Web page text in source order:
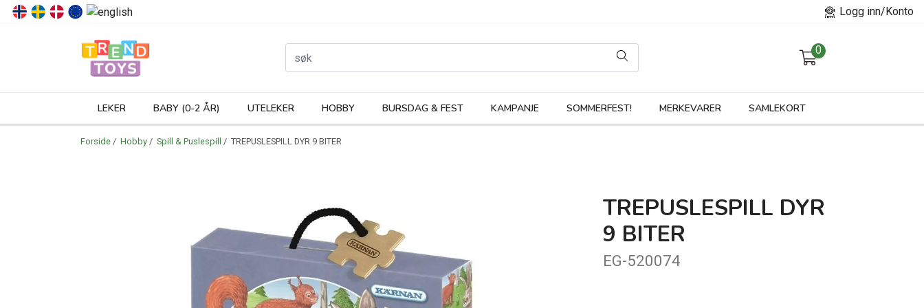
Logg inn/Konto
0
LEKER BABY (0-2 ÅR) UTELEKER HOBBY BURSDAG & FEST KAMPANJE SOMMERFEST! MERKEVARER SAMLEKORT
Forside / Hobby / Spill & Puslespill / TREPUSLESPILL DYR 9 BITER
TREPUSLESPILL DYR
9 BITER
EG-520074